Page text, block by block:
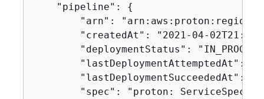
    "pipeline":
{
"arn":
"createdAt": "2021-04-
"deploymentStatus":
"lastDeploymentAttemptedAt":
"lastDeploymentSucceededAt":
"spec": "proton: